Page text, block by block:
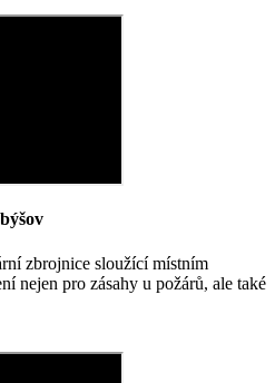
zbrojnice sloužící místním
nejen pro zásahy u požárů, ale také